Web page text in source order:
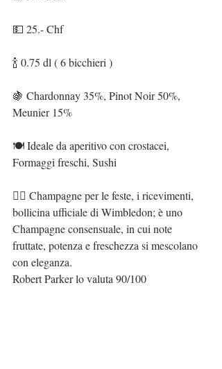
💵 25.- Chf
🍾 0.75 dl ( 6 bicchieri )
🍇 Chardonnay 35%, Pinot Noir 50%,
Meunier 15%
🍽 Ideale da aperitivo con crostacei,
Formaggi freschi, Sushi
👉🏻 Champagne per le feste, i ricevimenti,
bollicina ufficiale di Wimbledon; è uno
Champagne consensuale, in cui note
fruttate, potenza e freschezza si mescolano
con eleganza.
Robert Parker lo valuta 90/100